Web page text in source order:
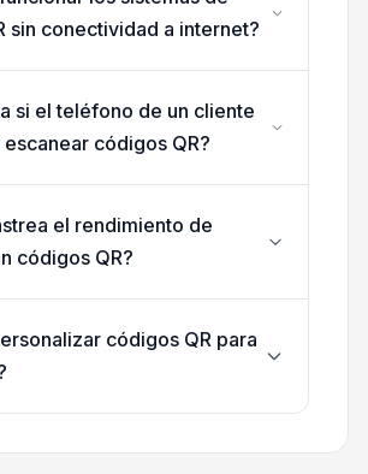
sin conectividad a internet?
si el teléfono de un cliente
códigos QR?
el rendimiento de
códigos QR?
códigos QR para